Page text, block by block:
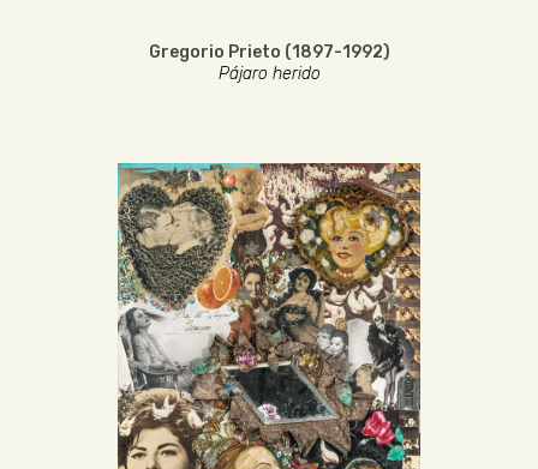
Gregorio Prieto (1897-1992)
Pájaro herido